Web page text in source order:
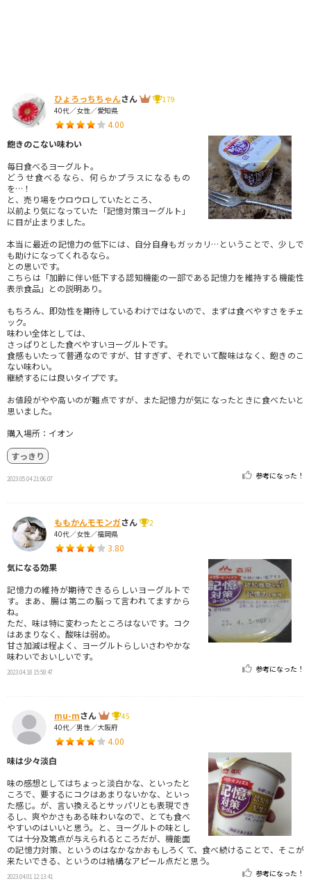
ひょろっちちゃんさん
179
40代／女性／愛知県
4.00
飽きのこない味わい
毎日食べるヨーグルト。
どうせ食べるなら、何らかプラスになるもの
を…！
と、売り場をウロウロしていたところ、
以前より気になっていた「記憶対策ヨーグルト」
に目が止まりました。
本当に最近の記憶力の低下には、自分自身もガッカリ…ということで、少しで
も助けになってくれるなら。
との思いです。
こちらは「加齢に伴い低下する認知機能の一部である記憶力を維持する機能性
表示食品」との説明あり。
もちろん、即効性を期待しているわけではないので、まずは食べやすさをチェ
ック。
味わい全体としては、
さっぱりとした食べやすいヨーグルトです。
食感もいたって普通なのですが、甘すぎず、それでいて酸味はなく、飽きのこ
ない味わい。
継続するには良いタイプです。
お値段がやや高いのが難点ですが、また記憶力が気になったときに食べたいと
思いました。
購入場所：イオン
すっきり
2023.05.04 21:06:07 参考になった！
ももかんモモンガさん
2
40代／女性／福岡県
3.80
気になる効果
記憶力の維持が期待できるらしいヨーグルトで
す。まあ、腸は第二の脳って言われてますから
ね。
ただ、味は特に変わったところはないです。コク
はあまりなく、酸味は弱め。
甘さ加減は程よく、ヨーグルトらしいさわやかな
味わいでおいしいです。
2023.04.18 15:58:47 参考になった！
mu-mさん
45
40代／男性／大阪府
4.00
味は少々淡白
味の感想としてはちょっと淡白かな、といったと
ころで、要するにコクはあまりないかな、といっ
た感じ。が、言い換えるとサッパリとも表現でき
るし、爽やかさもある味わいなので、とても食べ
やすいのはいいと思う。と、ヨーグルトの味とし
ては十分及第点が与えられるところだが、機能面
の記憶力対策、というのはなかなかおもしろくて、食べ続けることで、そこが
来たいできる、というのは結構なアピール点だと思う。
2023.04.01 12:13:41 参考になった！